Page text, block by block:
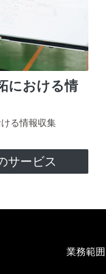
における情
る情報収集
サービス
業務範囲